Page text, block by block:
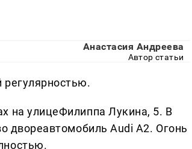
Анастасия Андреева
Автор статьи
на улицеФилиппа Лукина, 5. В
двореавтомобиль Audi A2. Огонь